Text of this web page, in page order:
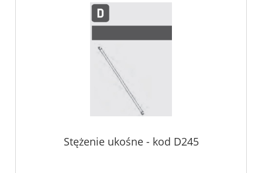
Stężenie ukośne - kod D245